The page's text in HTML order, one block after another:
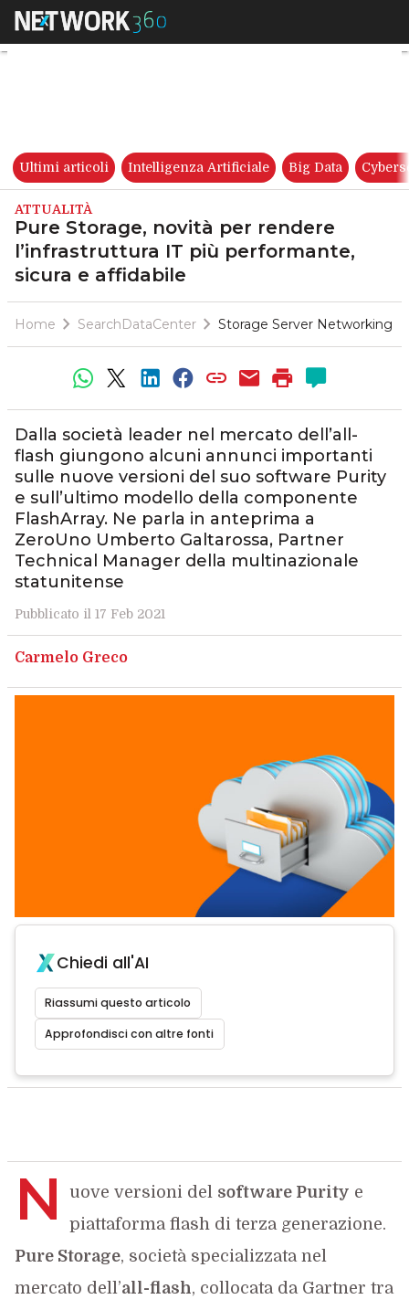
Pure Storage, novità per
Ultimi articoli Intelligenza Artificiale Big Data
ATTUALITÀ
Pure Storage, novità per rendere
l’infrastruttura IT più performante,
sicura e affidabile
Home SearchDataCenter Storage Server Networking
Dalla società leader nel mercato dell’all-
flash giungono alcuni annunci importanti
sulle nuove versioni del suo software Purity
e sull’ultimo modello della componente
FlashArray. Ne parla in anteprima a
ZeroUno Umberto Galtarossa, Partner
Technical Manager della multinazionale
statunitense
Pubblicato il 17 Feb 2021
Carmelo Greco
Chiedi all'AI
Riassumi questo articolo
Approfondisci con altre fonti
N uove versioni del software Purity e
piattaforma flash di terza generazione.
Pure Storage, società specializzata nel
mercato dell’all-flash, collocata da Gartner tra